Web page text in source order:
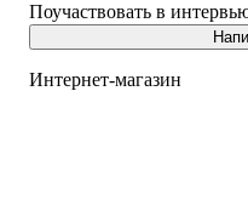
Поучаствовать в
Интернет-магазин